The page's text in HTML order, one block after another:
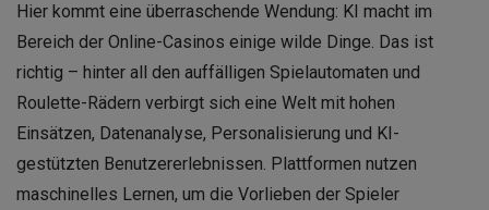
Hier kommt eine überraschende Wendung: KI macht im
Bereich der Online-Casinos einige wilde Dinge. Das ist
richtig – hinter all den auffälligen Spielautomaten und
Roulette-Rädern verbirgt sich eine Welt mit hohen
Einsätzen, Datenanalyse, Personalisierung und KI-
gestützten Benutzererlebnissen. Plattformen nutzen
maschinelles Lernen, um die Vorlieben der Spieler